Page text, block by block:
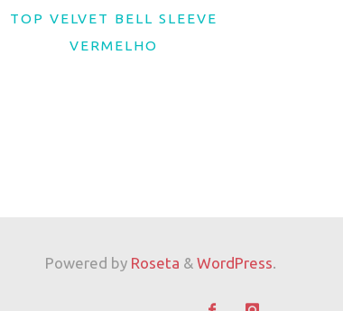
LER MAIS
TOP VELVET BELL SLEEVE
VERMELHO
Powered byRoseta & WordPress